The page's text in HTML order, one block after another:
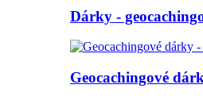
Dárky -
Geocachingové